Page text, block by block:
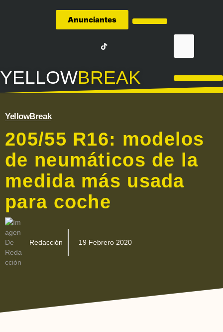
Anunciantes
YELLOWBREAK
YellowBreak
205/55 R16: modelos
de neumáticos de la
medida más usada
para coche
Redacción 19 Febrero 2020